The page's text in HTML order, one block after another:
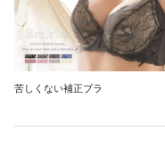
苦しくない補正ブラ